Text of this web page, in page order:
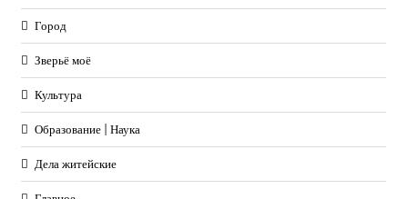
Город
Зверьё моё
Культура
Образование | Наука
Дела житейские